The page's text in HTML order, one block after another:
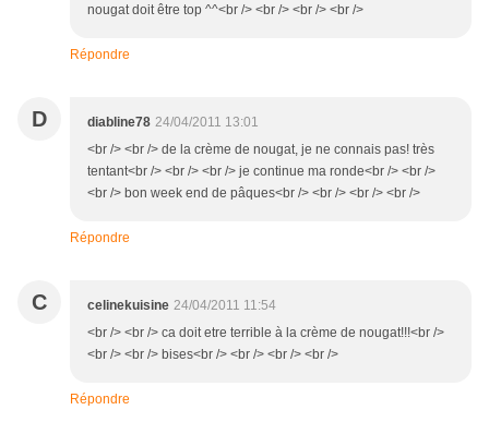
nougat doit être top ^^<br /> <br /> <br /> <br />
Répondre
D diabline78 24/04/2011 13:01
<br /> <br /> de la crème de nougat, je ne connais pas! très
tentant<br /> <br /> <br /> je continue ma ronde<br /> <br />
<br /> bon week end de pâques<br /> <br /> <br /> <br />
Répondre
C celinekuisine 24/04/2011 11:54
<br /> <br /> ca doit etre terrible à la crème de nougat!!!<br />
<br /> <br /> bises<br /> <br /> <br /> <br />
Répondre